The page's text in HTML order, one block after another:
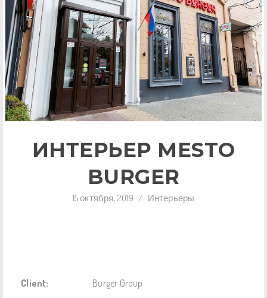
ИНТЕРЬЕР MESTO
BURGER
15 октября, 2019 / Интерьеры
Client: Burger Group